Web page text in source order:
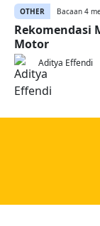
OTHER Bacaan 4
Rekomendasi
Motor
Aditya Effendi